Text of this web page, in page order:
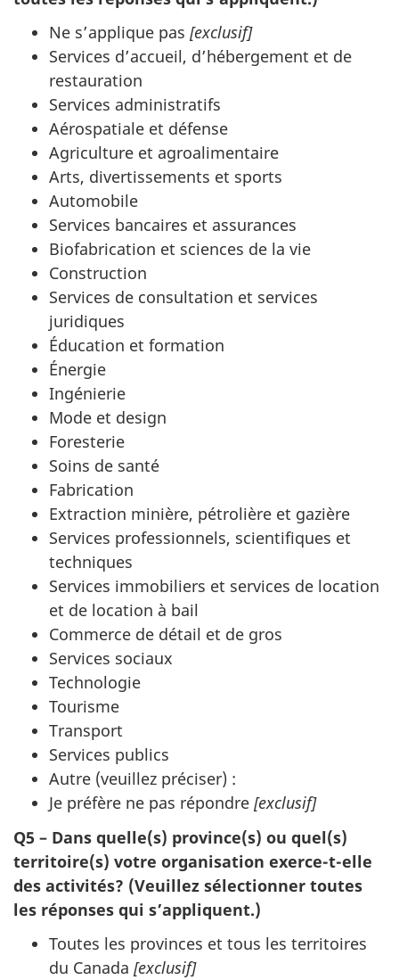
Ne s’applique pas [exclusif]
Services d’accueil, d’hébergement et de
restauration
Services administratifs
Aérospatiale et défense
Agriculture et agroalimentaire
Arts, divertissements et sports
Automobile
Services bancaires et assurances
Biofabrication et sciences de la vie
Construction
Services de consultation et services
juridiques
Éducation et formation
Énergie
Ingénierie
Mode et design
Foresterie
Soins de santé
Fabrication
Extraction minière, pétrolière et gazière
Services professionnels, scientifiques et
techniques
Services immobiliers et services de location
et de location à bail
Commerce de détail et de gros
Services sociaux
Technologie
Tourisme
Transport
Services publics
Autre (veuillez préciser) :
Je préfère ne pas répondre [exclusif]
Q5 – Dans quelle(s) province(s) ou quel(s)
territoire(s) votre organisation exerce-t-elle
des activités? (Veuillez sélectionner toutes
les réponses qui s’appliquent.)
Toutes les provinces et tous les territoires
du Canada [exclusif]